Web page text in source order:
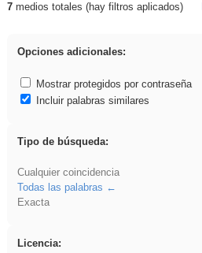
Resultados de: divertidos
7medios totales (hay filtros aplicados)
Opciones adicionales:
Mostrar protegidos por contraseña
Incluir palabras similares
Tipo de búsqueda:
Cualquier coincidencia
Todas las palabras
Exacta
Licencia: